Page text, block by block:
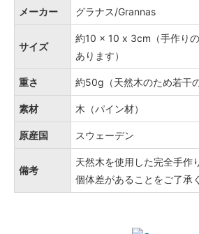
メーカー グラナス/Grannas
サイズ
約10 × 10 x 3cm（手作り
あります）
重さ 約50g（天然木のため若干
素材 木（パイン材）
原産国 スウェーデン
備考
天然木を使用した完全手作
個体差があることをご了承